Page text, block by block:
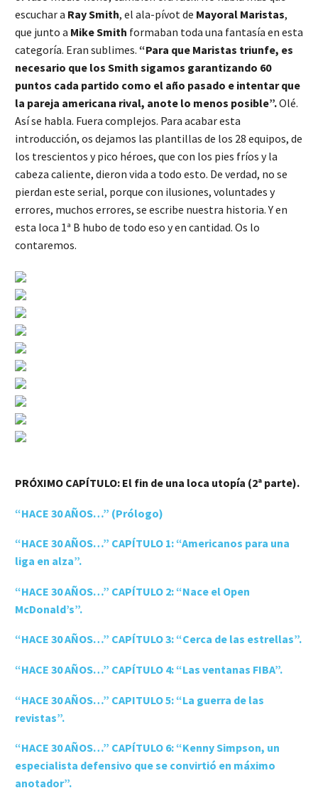
escuchar a Ray Smith, el ala-pívot de Mayoral Maristas,
que junto a Mike Smith formaban toda una fantasía en esta
categoría. Eran sublimes. “Para que Maristas triunfe, es
necesario que los Smith sigamos garantizando 60
puntos cada partido como el año pasado e intentar que
la pareja americana rival, anote lo menos posible”.Olé.
Así se habla. Fuera complejos. Para acabar esta
introducción, os dejamos las plantillas de los 28 equipos, de
los trescientos y pico héroes, que con los pies fríos y la
cabeza caliente, dieron vida a todo esto. De verdad, no se
pierdan este serial, porque con ilusiones, voluntades y
errores, muchos errores, se escribe nuestra historia. Y en
esta loca 1ª B hubo de todo eso y en cantidad. Os lo
contaremos.
PRÓXIMO CAPÍTULO: El fin de una loca utopía (2ª parte).
“HACE 30 AÑOS…” (Prólogo)
“HACE 30 AÑOS…” CAPÍTULO 1: “Americanos para una
liga en alza”.
“HACE 30 AÑOS…” CAPÍTULO 2: “Nace el Open
McDonald’s”.
“HACE 30 AÑOS…” CAPÍTULO 3: “Cerca de las estrellas”.
“HACE 30 AÑOS…” CAPÍTULO 4: “Las ventanas FIBA”.
“HACE 30 AÑOS…” CAPITULO 5: “La guerra de las
revistas”.
“HACE 30 AÑOS…” CAPÍTULO 6: “Kenny Simpson, un
especialista defensivo que se convirtió en máximo
anotador”.